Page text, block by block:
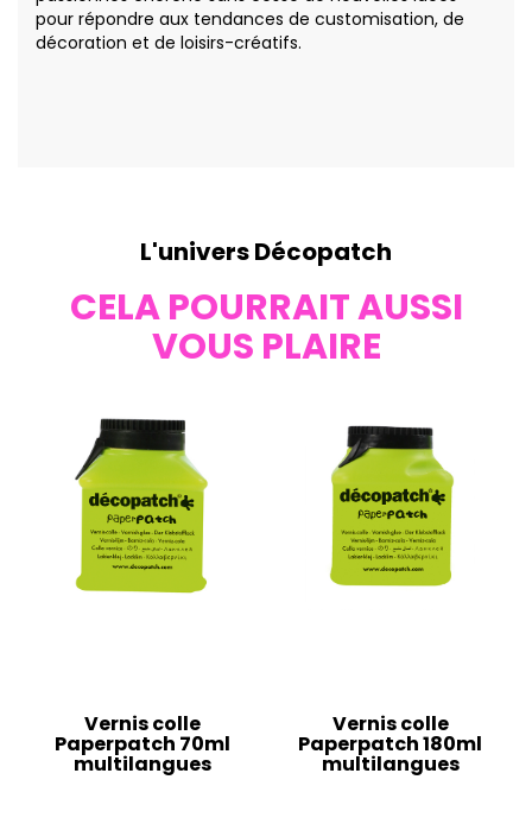
pour répondre aux tendances de customisation, de
décoration et de loisirs-créatifs.
L'univers Décopatch
CELA POURRAIT AUSSI
VOUS PLAIRE
Vernis colle
Paperpatch 70ml
multilangues
Vernis colle
Paperpatch 180ml
multilangues